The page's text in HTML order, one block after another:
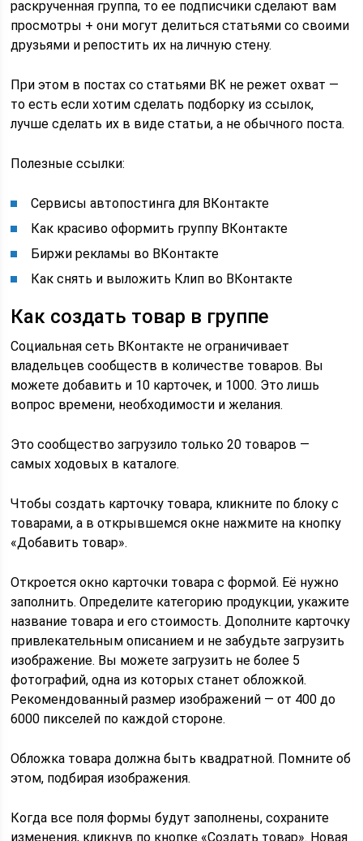
раскрученная группа, то ее подписчики сделают вам
просмотры + они могут делиться статьями со своими
друзьями и репостить их на личную стену.
При этом в постах со статьями ВК не режет охват —
то есть если хотим сделать подборку из ссылок,
лучше сделать их в виде статьи, а не обычного поста.
Полезные ссылки:
Сервисы автопостинга для ВКонтакте
Как красиво оформить группу ВКонтакте
Биржи рекламы во ВКонтакте
Как снять и выложить Клип во ВКонтакте
Как создать товар в группе
Социальная сеть ВКонтакте не ограничивает
владельцев сообществ в количестве товаров. Вы
можете добавить и 10 карточек, и 1000. Это лишь
вопрос времени, необходимости и желания.
Это сообщество загрузило только 20 товаров —
самых ходовых в каталоге.
Чтобы создать карточку товара, кликните по блоку с
товарами, а в открывшемся окне нажмите на кнопку
«Добавить товар».
Откроется окно карточки товара с формой. Её нужно
заполнить. Определите категорию продукции, укажите
название товара и его стоимость. Дополните карточку
привлекательным описанием и не забудьте загрузить
изображение. Вы можете загрузить не более 5
фотографий, одна из которых станет обложкой.
Рекомендованный размер изображений — от 400 до
6000 пикселей по каждой стороне.
Обложка товара должна быть квадратной. Помните об
этом, подбирая изображения.
Когда все поля формы будут заполнены, сохраните
изменения, кликнув по кнопке «Создать товар». Новая